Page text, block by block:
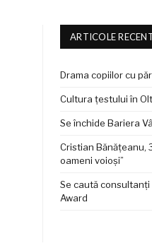
ARTICOLE
Drama copiilor cu
Cultura țestului în
Se închide Bariera
Cristian Bănățeanu,
oameni voioși”
Se caută
Award